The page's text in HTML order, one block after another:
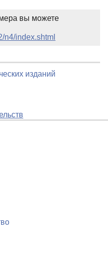
вы можете
n4/index.shtml
изданий